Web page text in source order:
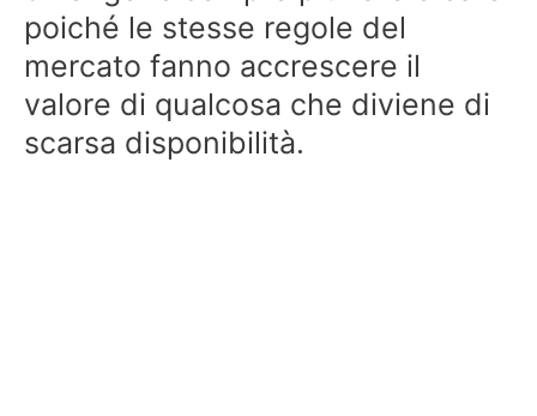
poiché le stesse regole del
mercato fanno accrescere il
valore di qualcosa che diviene di
scarsa disponibilità.